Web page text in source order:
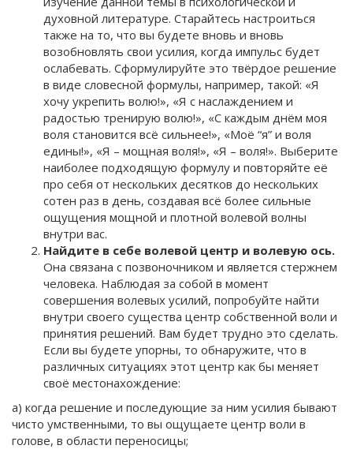
духовной литературе. Старайтесь настроиться
также на то, что вы будете вновь и вновь
возобновлять свои усилия, когда импульс будет
ослабевать. Сформулируйте это твёрдое решение
в виде словесной формулы, например, такой: «Я
хочу укрепить волю!», «Я с наслаждением и
радостью тренирую волю!», «С каждым днём моя
воля становится всё сильнее!», «Моё “я” и воля
едины!», «Я – мощная воля!», «Я – воля!». Выберите
наиболее подходящую формулу и повторяйте её
про себя от нескольких десятков до нескольких
сотен раз в день, создавая всё более сильные
ощущения мощной и плотной волевой волны
внутри вас.
Найдите в себе волевой центр и волевую ось.
Она связана с позвоночником и является стержнем
человека. Наблюдая за собой в момент
совершения волевых усилий, попробуйте найти
внутри своего существа центр собственной воли и
принятия решений. Вам будет трудно это сделать.
Если вы будете упорны, то обнаружите, что в
различных ситуациях этот центр как бы меняет
своё местонахождение:
а) когда решение и последующие за ним усилия бывают
чисто умственными, то вы ощущаете центр воли в
голове, в области переносицы;